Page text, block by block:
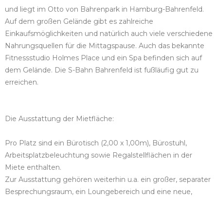
und liegt im Otto von Bahrenpark in Hamburg-Bahrenfeld.
Auf dem großen Gelände gibt es zahlreiche
Einkaufsmöglichkeiten und natürlich auch viele verschiedene
Nahrungsquellen für die Mittagspause. Auch das bekannte
Fitnessstudio Holmes Place und ein Spa befinden sich auf
dem Gelände. Die S-Bahn Bahrenfeld ist fußläufig gut zu
erreichen.
Die Ausstattung der Mietfläche:
Pro Platz sind ein Bürotisch (2,00 x 1,00m), Bürostuhl,
Arbeitsplatzbeleuchtung sowie Regalstellflächen in der
Miete enthalten.
Zur Ausstattung gehören weiterhin u.a. ein großer, separater
Besprechungsraum, ein Loungebereich und eine neue,